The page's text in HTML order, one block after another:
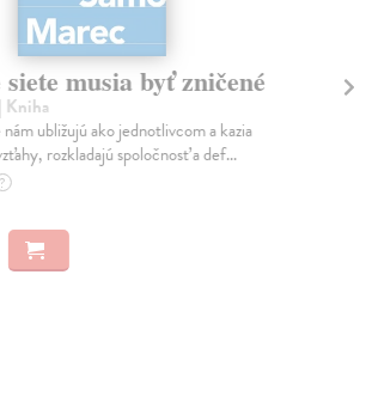
musia byť zničené
| Kniha
ubližujú ako jednotlivcom a kazia
rozkladajú spoločnosť a def...